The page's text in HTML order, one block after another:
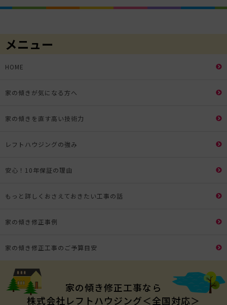
メニュー
HOME
家の傾きが気になる方へ
家の傾きを直す高い技術力
レフトハウジングの強み
安心！10年保証の理由
もっと詳しくおさえておきたい工事の話
家の傾き修正事例
家の傾き修正工事のご予算目安
家の傾き修正工事なら
株式会社レフトハウジング＜全国対応＞